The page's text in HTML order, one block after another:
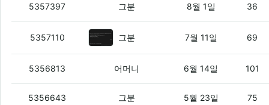
5357397 클로드 오퍼스5를 감상하고 감상문
그분 8월 1일 36
5357110 gpt 5.6 테라를 쓰고 감상문 (3)
그분 7월 11일 69
5356813 님 디아 룬워드 수정좀.(6)
어머니 6월 14일 101
5356643 2차 리뉴얼을 하고 감상문(6)
그분 5월 23일 75